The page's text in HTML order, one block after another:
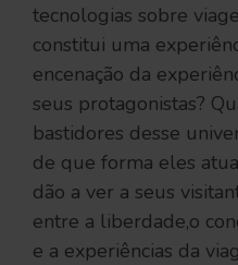
tecnologias sobre
constitui uma
encenação da
seus protagonistas?
bastidores desse
de que forma eles
dão a ver a seus
entre a liberdade,o
e a experiências da